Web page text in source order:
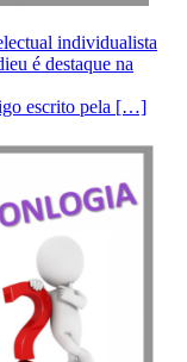
individualista
é destaque na
escrito pela […]